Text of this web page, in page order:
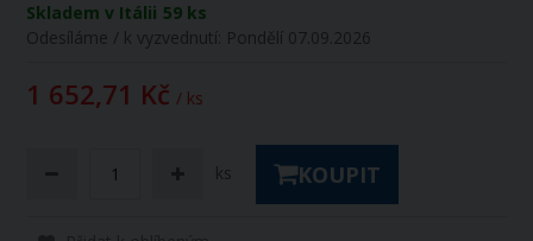
Skladem v Itálii 59 ks
Odesíláme / k vyzvednutí: Pondělí 07.09.2026
1 652,71 Kč / ks
ks KOUPIT